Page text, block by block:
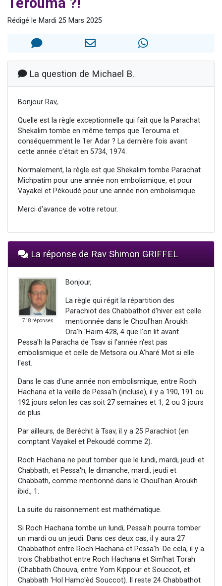
Il reste 49 places pour étudier en groupe sur Zoom
Ariel vient de donner son Maasser
Rédigé le Mardi 25 Mars 2025
La question de Michael B.
Bonjour Rav,
Quelle est la règle exceptionnelle qui fait que la Parachat
Shekalim tombe en même temps que Terouma et
conséquemment le 1er Adar ? La dernière fois avant
cette année c'était en 5734, 1974.
Normalement, la règle est que Shekalim tombe Parachat
Michpatim pour une année non embolismique, et pour
Vayakel et Pékoudé pour une année non embolismique.
Merci d'avance de votre retour.
La réponse de Rav Shimon GRIFFEL
718 réponses
Bonjour,
La règle qui régit la répartition des
Parachiot des Chabbathot d'hiver est celle
mentionnée dans le Choul'han Aroukh
Ora'h 'Haïm 428, 4 que l'on lit avant
Pessa'h la Paracha de Tsav si l'année n'est pas
embolismique et celle de Metsora ou A'haré Mot si elle
l'est.
Dans le cas d'une année non embolismique, entre Roch
Hachana et la veille de Pessa'h (incluse), il y a 190, 191 ou
192 jours selon les cas soit 27 semaines et 1, 2 ou 3 jours
de plus.
Par ailleurs, de Beréchit à Tsav, il y a 25 Parachiot (en
comptant Vayakel et Pekoudé comme 2).
Roch Hachana ne peut tomber que le lundi, mardi, jeudi et
Chabbath, et Pessa'h, le dimanche, mardi, jeudi et
Chabbath, comme mentionné dans le Choul'han Aroukh
ibid., 1.
La suite du raisonnement est mathématique.
Si Roch Hachana tombe un lundi, Pessa'h pourra tomber
un mardi ou un jeudi. Dans ces deux cas, il y aura 27
Chabbathot entre Roch Hachana et Pessa'h. De cela, il y a
trois Chabbathot entre Roch Hachana et Sim'hat Torah
(Chabbath Chouva, entre Yom Kippour et Souccot, et
Chabbath 'Hol Hamo'èd Souccot). Il reste 24 Chabbathot